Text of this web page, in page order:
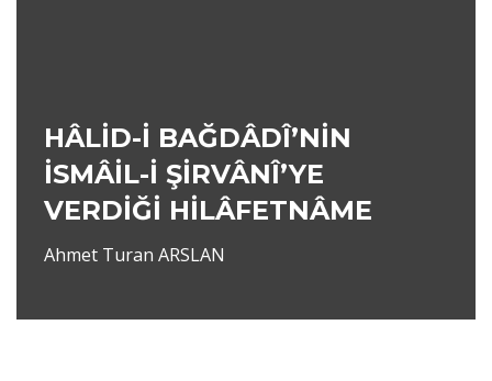
HÂLİD-İ BAĞDÂDÎ’NİN
İSMÂİL-İ ŞİRVÂNÎ’YE
VERDİĞİ HİLÂFETNÂME
Ahmet Turan ARSLAN